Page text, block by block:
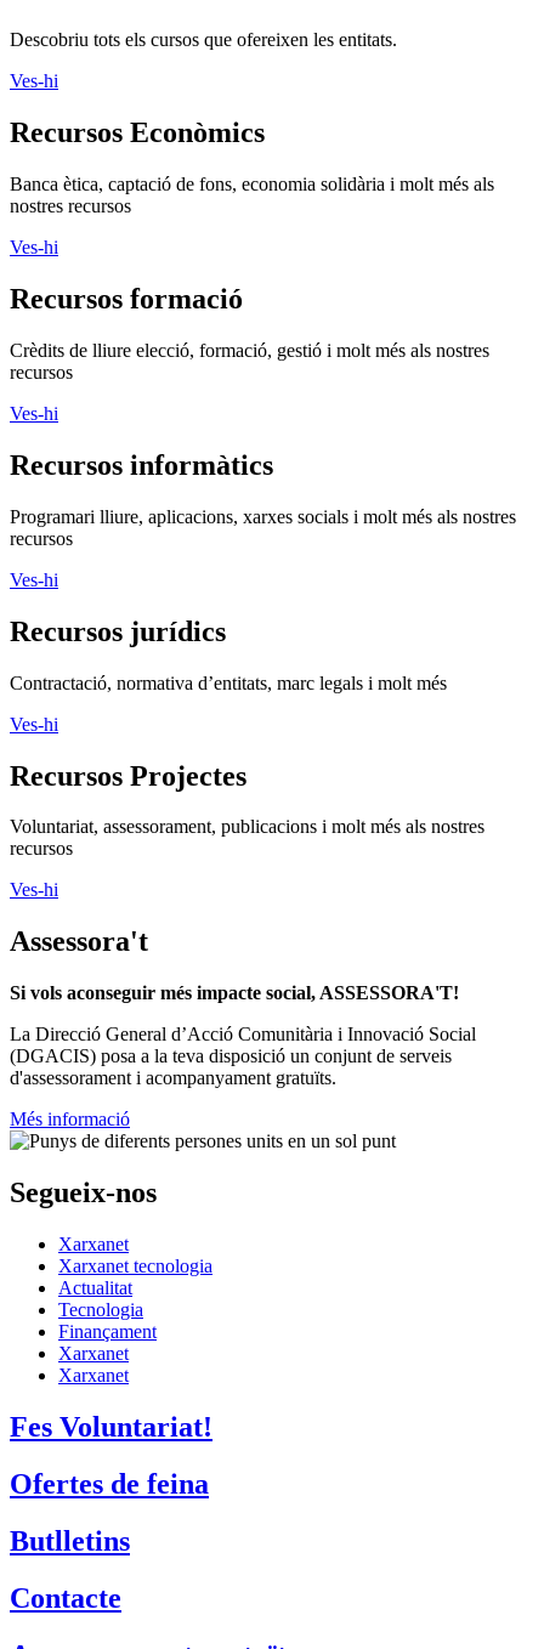
Cursos
Descobriu tots els cursos que ofereixen les entitats.
Ves-hi
Recursos Econòmics
nostres recursos
Ves-hi
Recursos formació
recursos
Ves-hi
Recursos informàtics
recursos
Ves-hi
Recursos jurídics
Contractació, normativa d’entitats, marc legals i molt més
Ves-hi
Recursos Projectes
recursos
Ves-hi
Assessora't
Si vols aconseguir més impacte social, ASSESSORA'T!
LaDirecció General d’Acció Comunitària i Innovació Social
d'assessorament i acompanyament gratuïts.
Segueix-nos
Xarxanet
Xarxanet tecnologia
Actualitat
Tecnologia
Finançament
Xarxanet
Fes Voluntariat!
Ofertes de feina
Butlletins
Contacte